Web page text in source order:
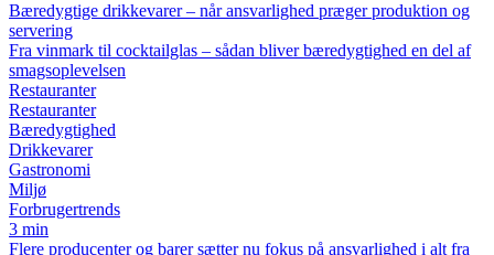
Bæredygtige drikkevarer – når ansvarlighed præger produktion og
servering
Fra vinmark til cocktailglas – sådan bliver bæredygtighed en del af
smagsoplevelsen
Restauranter
Restauranter
Bæredygtighed
Drikkevarer
Gastronomi
Miljø
Forbrugertrends
3 min
Flere producenter og barer sætter nu fokus på ansvarlighed i alt fra